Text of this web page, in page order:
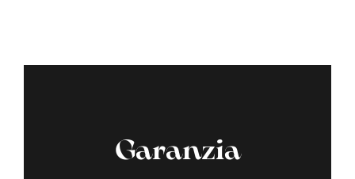
Garanzia